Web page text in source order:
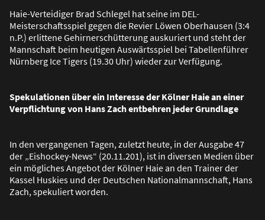
Haie-Verteidiger Brad Schlegel hat seine im DEL-
Meisterschaftsspiel gegen die Revier Löwen Oberhausen (3:4
n.P.) erlittene Gehirnerschütterung auskuriert und steht der
Mannschaft beim heutigen Auswärtsspiel bei Tabellenführer
Nürnberg Ice Tigers (19.30 Uhr) wieder zur Verfügung.
Spekulationen über ein Interesse der Kölner Haie an einer
Verpflichtung von Hans Zach entbehren jeder Grundlage
In den vergangenen Tagen, zuletzt heute, in der Ausgabe 47
der „Eishockey-News“ (20.11.201), ist in diversen Medien über
ein mögliches Angebot der Kölner Haie an den Trainer der
Kassel Huskies und der Deutschen Nationalmannschaft, Hans
Zach, spekuliert worden.